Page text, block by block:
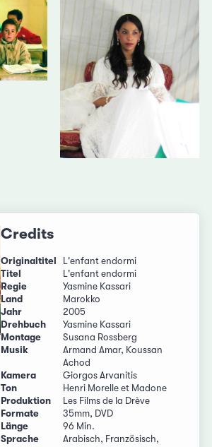
Credits
Originaltitel
L'enfant endormi
Titel
L'enfant endormi
Regie
Yasmine Kassari
Land
Marokko
Jahr
2005
Drehbuch
Yasmine Kassari
Montage
Susana Rossberg
Musik
Armand Amar, Koussan
Achod
Kamera
Giorgos Arvanitis
Ton
Henri Morelle et Madone
Produktion
Les Films de la Drève
Formate
35mm, DVD
Länge
96 Min.
Sprache
Arabisch, Französisch,